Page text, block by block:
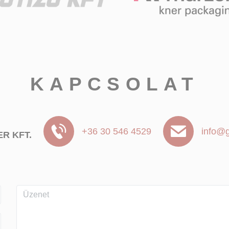
KAPCSOLAT
KFT. +36 30 546 4529